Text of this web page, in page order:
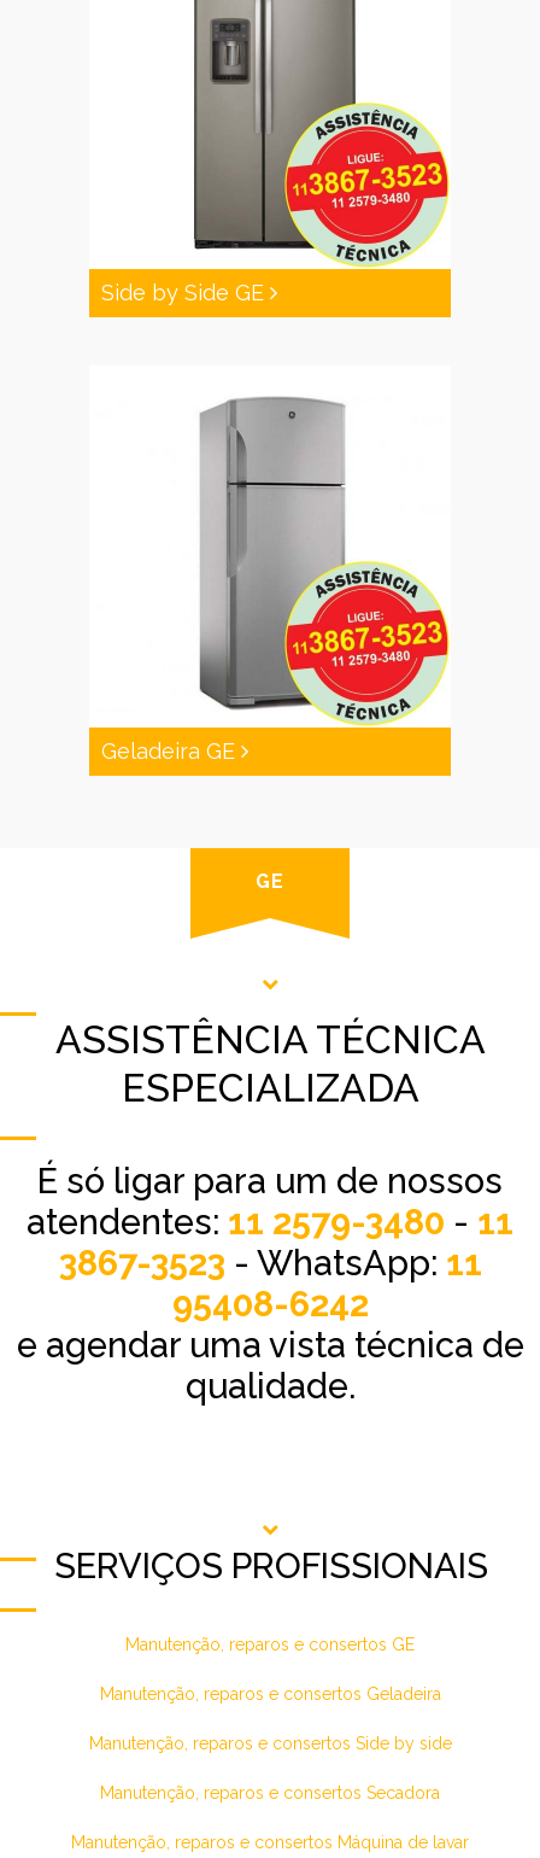
Side by Side GE
Geladeira GE
GE
ASSISTÊNCIA TÉCNICA
ESPECIALIZADA
É só ligar para um de nossos
atendentes: 11 2579-3480 - 11
3867-3523 - WhatsApp: 11
95408-6242
e agendar uma vista técnica de
qualidade.
SERVIÇOS PROFISSIONAIS
Manutenção, reparos e consertos GE
Manutenção, reparos e consertos Geladeira
Manutenção, reparos e consertos Side by side
Manutenção, reparos e consertos Secadora
Manutenção, reparos e consertos Máquina de lavar